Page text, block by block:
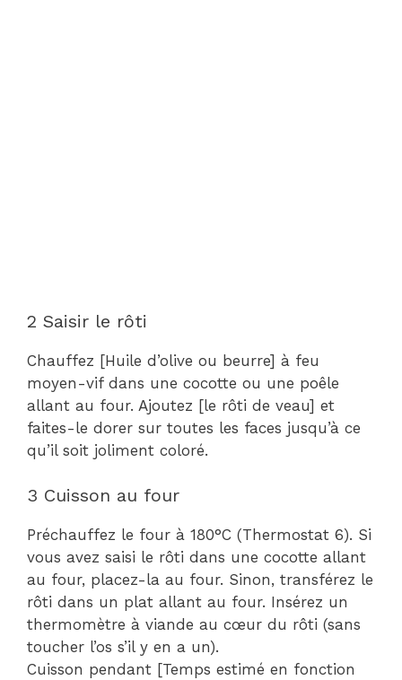
2 Saisir le rôti
Chauffez [Huile d’olive ou beurre] à feu
moyen-vif dans une cocotte ou une poêle
allant au four. Ajoutez [le rôti de veau] et
faites-le dorer sur toutes les faces jusqu’à ce
qu’il soit joliment coloré.
3 Cuisson au four
Préchauffez le four à 180°C (Thermostat 6). Si
vous avez saisi le rôti dans une cocotte allant
au four, placez-la au four. Sinon, transférez le
rôti dans un plat allant au four. Insérez un
thermomètre à viande au cœur du rôti (sans
toucher l’os s’il y en a un).
Cuisson pendant [Temps estimé en fonction